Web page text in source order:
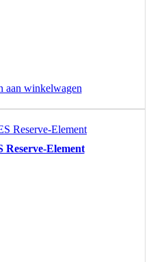
aan winkelwagen
Reserve-Element